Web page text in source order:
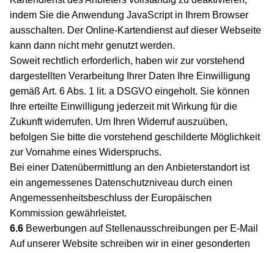
indem Sie die Anwendung JavaScript in Ihrem Browser
ausschalten. Der Online-Kartendienst auf dieser Webseite
kann dann nicht mehr genutzt werden.
Soweit rechtlich erforderlich, haben wir zur vorstehend
dargestellten Verarbeitung Ihrer Daten Ihre Einwilligung
gemäß Art. 6 Abs. 1 lit. a DSGVO eingeholt. Sie können
Ihre erteilte Einwilligung jederzeit mit Wirkung für die
Zukunft widerrufen. Um Ihren Widerruf auszuüben,
befolgen Sie bitte die vorstehend geschilderte Möglichkeit
zur Vornahme eines Widerspruchs.
Bei einer Datenübermittlung an den Anbieterstandort ist
ein angemessenes Datenschutzniveau durch einen
Angemessenheitsbeschluss der Europäischen
Kommission gewährleistet.
6.6 Bewerbungen auf Stellenausschreibungen per E-Mail
Auf unserer Website schreiben wir in einer gesonderten